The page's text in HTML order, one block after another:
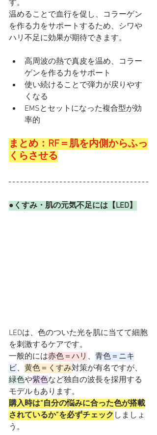
す。
温めることで血行を促し、コラーゲン
を作る力をサポートするため、シワや
ハリ不足に効果が期待できます。
高周波の熱で真皮を温め、コラー
ゲンを作る力をサポート
使い続けることで弾力が戻りやす
くなる
EMSとセットになった複合型が効
率的
まとめ：RF＝肌を内側からふっ
くらさせる
●くすみ・肌の元気不足には【LED】
LEDは、色のついた光を肌に当てて細胞
を刺激するケアです。
一般的には赤色＝ハリ 、 青色＝ニキ
ビ、 黄色＝くすみ対策が有名ですが、
緑色や紫色など独自の波長を採用する
モデルもあります。
購入時は“自分の悩みに合った色が搭載
されているか”を必ずチェック しましょ
う。